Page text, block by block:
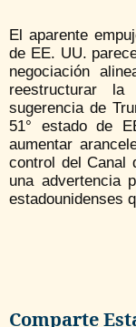
El aparente
de EE. UU.
negociación
reestructurar
sugerencia de
51° estado de
aumentar
control del Canal
una advertencia
estadounidenses
Comparte